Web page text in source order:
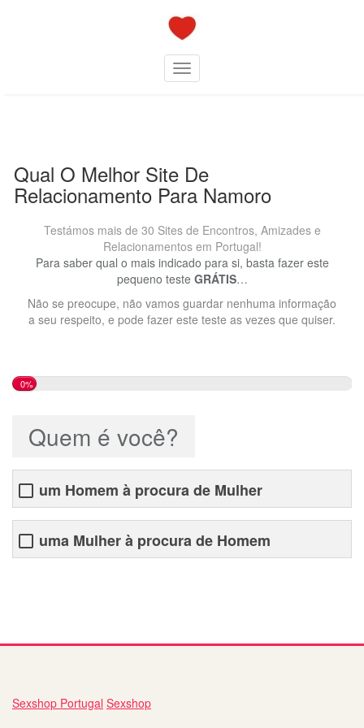
Toggle navigation
Qual O Melhor Site De
Relacionamento Para Namoro
Testámos mais de 30 Sites de Encontros, Amizades e
Relacionamentos em Portugal!
Para saber qual o mais indicado para si, basta fazer este
pequeno teste GRÁTIS…
Não se preocupe, não vamos guardar nenhuma informação
a seu respeito, e pode fazer este teste as vezes que quiser.
0%
Quem é você?
um Homem à procura de Mulher
uma Mulher à procura de Homem
Sexshop Portugal Sexshop